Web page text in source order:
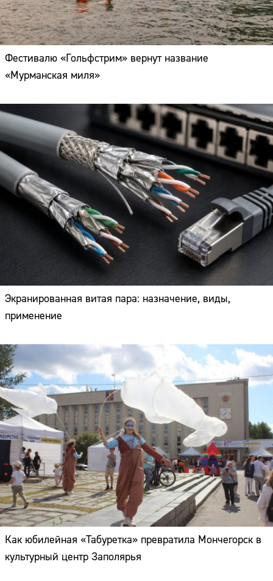
Фестивалю «Гольфстрим» вернут название
«Мурманская миля»
Экранированная витая пара: назначение, виды,
применение
Как юбилейная «Табуретка» превратила Мончегорск в
культурный центр Заполярья